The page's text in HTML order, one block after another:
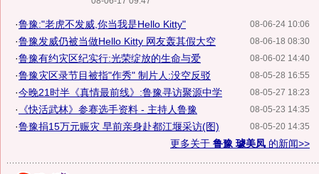
08-06-24 10:06
·鲁豫:"老虎不发威,你当我是Hello Kitty"
08-06-18 08:30
·鲁豫发威仍被当做Hello Kitty 网友轰其假大空
08-06-02 14:40
·鲁豫有约灾区纪实行:光荣绽放的生命与爱
08-05-28 16:55
·鲁豫灾区录节目被指"作秀" 制片人:没空反驳
08-05-27 18:23
·今晚21时半《真情最前线》:鲁豫寻访聚源中学
08-05-23 14:35
· 《快活武林》参赛选手资料 - 主持人鲁豫
08-05-20 14:35
·鲁豫捐15万元赈灾 早前亲身赴都江堰采访(图)
更多关于 鲁豫 璩美凤 的新闻>>